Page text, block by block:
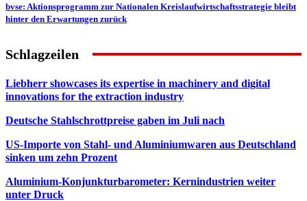
bvse: Aktionsprogramm zur Nationalen Kreislaufwirtschaftsstrategie bleibt
hinter den Erwartungen zurück
Schlagzeilen
Liebherr showcases its expertise in machinery and digital
innovations for the extraction industry
Deutsche Stahlschrottpreise gaben im Juli nach
US-Importe von Stahl- und Aluminiumwaren aus Deutschland
sinken um zehn Prozent
Aluminium-Konjunkturbarometer: Kernindustrien weiter
unter Druck